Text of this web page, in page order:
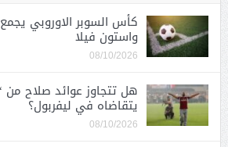
كأس السوبر الاوروبي
واستون فيلا
08/10/2026
هل تتجاوز عوائد صلاح من
يتقاضاه في ليفربول؟
08/10/2026